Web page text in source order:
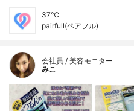
37℃
pairfull(ペアフル)
会社員 / 美容モニター
みこ